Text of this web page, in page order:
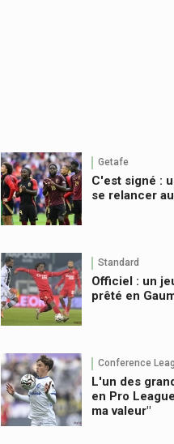
Getafe
C'est signé :
se relancer
Standard
Officiel : un
prêté en
Conference
L'un des
en Pro
ma valeur"